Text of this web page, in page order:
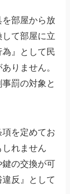
部屋から放
て部屋に立
』として民
りません。
罰の対象と
項を定めてお
れません
の交換が可
反』として